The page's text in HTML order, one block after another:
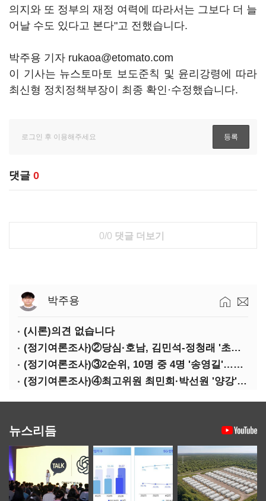
의지와 또 정부의 재정 여력에 따라서는 그보다 더 늘
어날 수도 있다고 본다"고 전했습니다.
박주용 기자 rukaoa@etomato.com
이 기사는 뉴스토마토 보도준칙 및 윤리강령에 따라
최신형 정치정책부장이 최종 확인·수정했습니다.
댓글 0
0/0 댓글 더보기
박주용
(시론)의견 없습니다
(정기여론조사)②당심·호남, 김민석-정청래 '초접전'
(정기여론조사)③2순위, 10명 중 4명 '송영길'…정청래 '한 자릿수'
(정기여론조사)④최고위원 최민희·박선원 '양강'…서미화·이성윤·임미애 뒤이어
뉴스리듬